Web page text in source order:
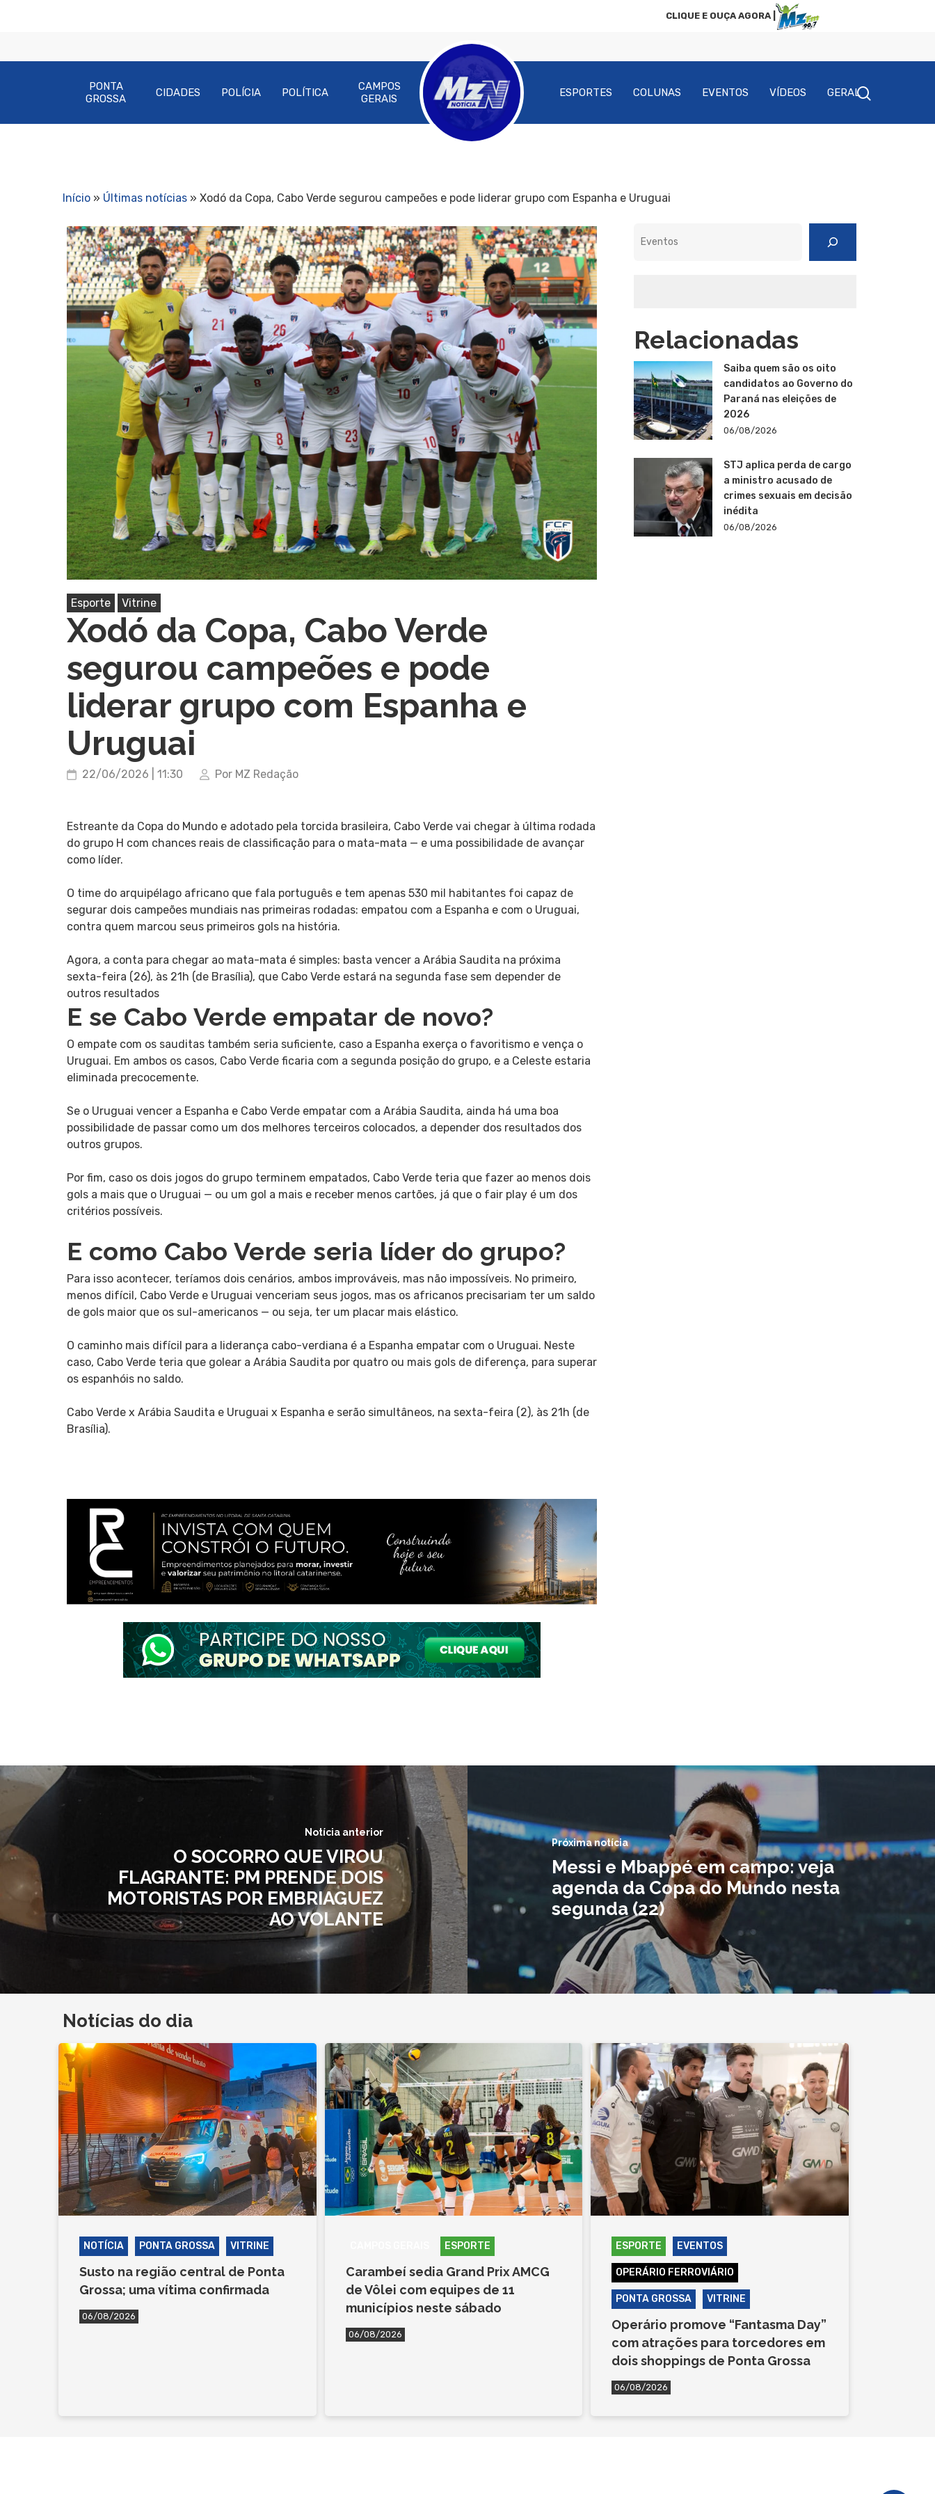
CLIQUE E OUÇA AGORA |
Pressione Enter para pesquisar ou ESC para fechar
PONTA
GROSSA
CIDADES POLÍCIA POLÍTICA
CAMPOS
GERAIS
ESPORTES COLUNAS EVENTOS VÍDEOS GERAL
Início » Últimas notícias » Xodó da Copa, Cabo Verde segurou campeões e pode liderar grupo com Espanha e Uruguai
Esporte Vitrine
Xodó da Copa, Cabo Verde
segurou campeões e pode
liderar grupo com Espanha e
Uruguai
22/06/2026 | 11:30 Por MZ Redação
Estreante da Copa do Mundo e adotado pela torcida brasileira, Cabo Verde vai chegar à última rodada
do grupo H com chances reais de classificação para o mata-mata — e uma possibilidade de avançar
como líder.
O time do arquipélago africano que fala português e tem apenas 530 mil habitantes foi capaz de
segurar dois campeões mundiais nas primeiras rodadas: empatou com a Espanha e com o Uruguai,
contra quem marcou seus primeiros gols na história.
Agora, a conta para chegar ao mata-mata é simples: basta vencer a Arábia Saudita na próxima
sexta-feira (26), às 21h (de Brasília), que Cabo Verde estará na segunda fase sem depender de
outros resultados
E se Cabo Verde empatar de novo?
O empate com os sauditas também seria suficiente, caso a Espanha exerça o favoritismo e vença o
Uruguai. Em ambos os casos, Cabo Verde ficaria com a segunda posição do grupo, e a Celeste estaria
eliminada precocemente.
Se o Uruguai vencer a Espanha e Cabo Verde empatar com a Arábia Saudita, ainda há uma boa
possibilidade de passar como um dos melhores terceiros colocados, a depender dos resultados dos
outros grupos.
Por fim, caso os dois jogos do grupo terminem empatados, Cabo Verde teria que fazer ao menos dois
gols a mais que o Uruguai — ou um gol a mais e receber menos cartões, já que o fair play é um dos
critérios possíveis.
E como Cabo Verde seria líder do grupo?
Para isso acontecer, teríamos dois cenários, ambos improváveis, mas não impossíveis. No primeiro,
menos difícil, Cabo Verde e Uruguai venceriam seus jogos, mas os africanos precisariam ter um saldo
de gols maior que os sul-americanos — ou seja, ter um placar mais elástico.
O caminho mais difícil para a liderança cabo-verdiana é a Espanha empatar com o Uruguai. Neste
caso, Cabo Verde teria que golear a Arábia Saudita por quatro ou mais gols de diferença, para superar
os espanhóis no saldo.
Cabo Verde x Arábia Saudita e Uruguai x Espanha e serão simultâneos, na sexta-feira (2), às 21h (de
Brasília).
Relacionadas
Saiba quem são os oito
candidatos ao Governo do
Paraná nas eleições de
2026
06/08/2026
STJ aplica perda de cargo
a ministro acusado de
crimes sexuais em decisão
inédita
06/08/2026
Notícia anterior
O SOCORRO QUE VIROU
FLAGRANTE: PM PRENDE DOIS
MOTORISTAS POR EMBRIAGUEZ
AO VOLANTE
Próxima notícia
Messi e Mbappé em campo: veja
agenda da Copa do Mundo nesta
segunda (22)
Notícias do dia
NOTÍCIA PONTA GROSSA VITRINE
Susto na região central de Ponta
Grossa; uma vítima confirmada
06/08/2026
ESPORTE
Carambeí sedia Grand Prix AMCG
de Vôlei com equipes de 11
municípios neste sábado
06/08/2026
ESPORTE EVENTOS
OPERÁRIO FERROVIÁRIO
PONTA GROSSA VITRINE
Operário promove “Fantasma Day”
com atrações para torcedores em
dois shoppings de Ponta Grossa
06/08/2026